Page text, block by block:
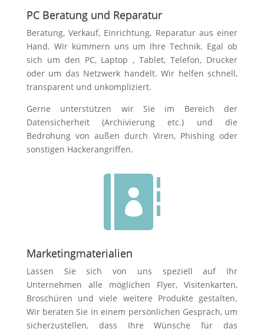
PC Beratung und Reparatur
Beratung, Verkauf, Einrichtung, Reparatur aus einer
Hand. Wir kümmern uns um Ihre Technik. Egal ob
sich um den PC, Laptop , Tablet, Telefon, Drucker
oder um das Netzwerk handelt. Wir helfen schnell,
transparent und unkompliziert.
Gerne unterstützen wir Sie im Bereich der
Datensicherheit (Archivierung etc.) und die
Bedrohung von außen durch Viren, Phishing oder
sonstigen Hackerangriffen.

Marketingmaterialien
Lassen Sie sich von uns speziell auf Ihr
Unternehmen alle möglichen Flyer, Visitenkarten,
Broschüren und viele weitere Produkte gestalten.
Wir beraten Sie in einem persönlichen Gespräch, um
sicherzustellen, dass Ihre Wünsche für das